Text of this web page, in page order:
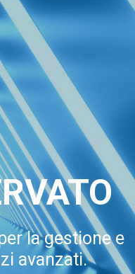
la gestione e
avanzati.